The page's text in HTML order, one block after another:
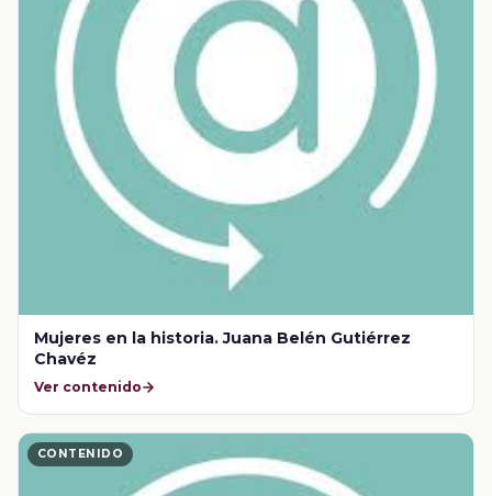
Mujeres en la historia. Juana Belén Gutiérrez
Chavéz
Ver contenido
CONTENIDO